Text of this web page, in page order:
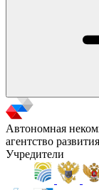
Автономная
агентство
Учредители